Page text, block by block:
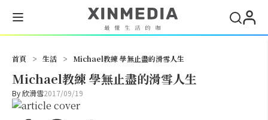
首頁 > 生活 > Michael教練 學無止盡的滑雪人生
Michael教練 學無止盡的滑雪人生
By欣滑雪2017/09/19